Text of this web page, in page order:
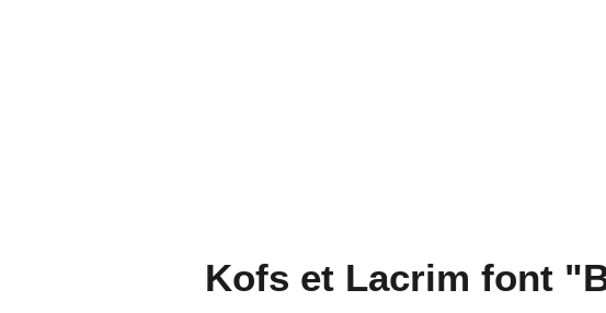
Kofs et Lacrim font